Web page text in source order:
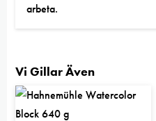
arbeta.
Vi Gillar Även